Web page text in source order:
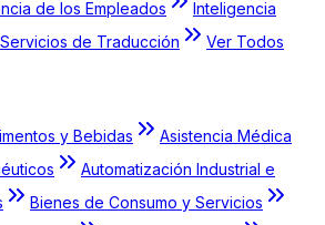
de los Empleados
Inteligencia
Servicios de Traducción
Ver Todos
y Bebidas
Asistencia Médica
Automatización Industrial e
Bienes de Consumo y Servicios